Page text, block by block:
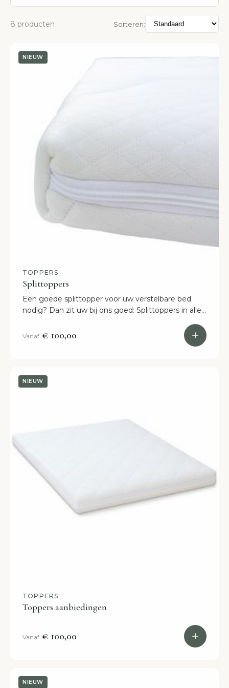
8 producten Sorteren:
NIEUW
TOPPERS
Splittoppers
Een goede splittopper voor uw verstelbare bed
nodig? Dan zit uw bij ons goed: Splittoppers in alle
Vanaf € 100,00
NIEUW
TOPPERS
Toppers aanbiedingen
Vanaf € 100,00
NIEUW